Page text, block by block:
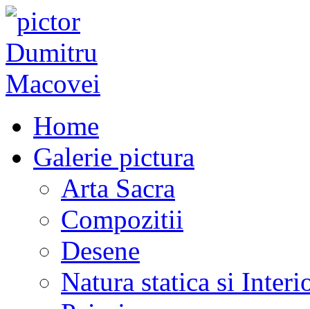
Home
Galerie pictura
Arta Sacra
Compozitii
Desene
Natura statica si